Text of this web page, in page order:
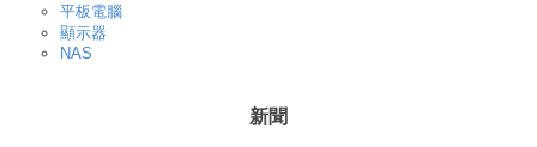
平板電腦
顯示器
NAS
新聞